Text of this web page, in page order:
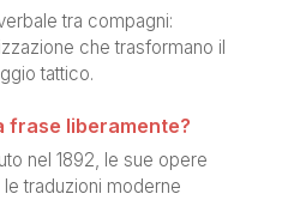
tra compagni:
che trasformano il
tattico.
frase liberamente?
nel 1892, le sue opere
traduzioni moderne